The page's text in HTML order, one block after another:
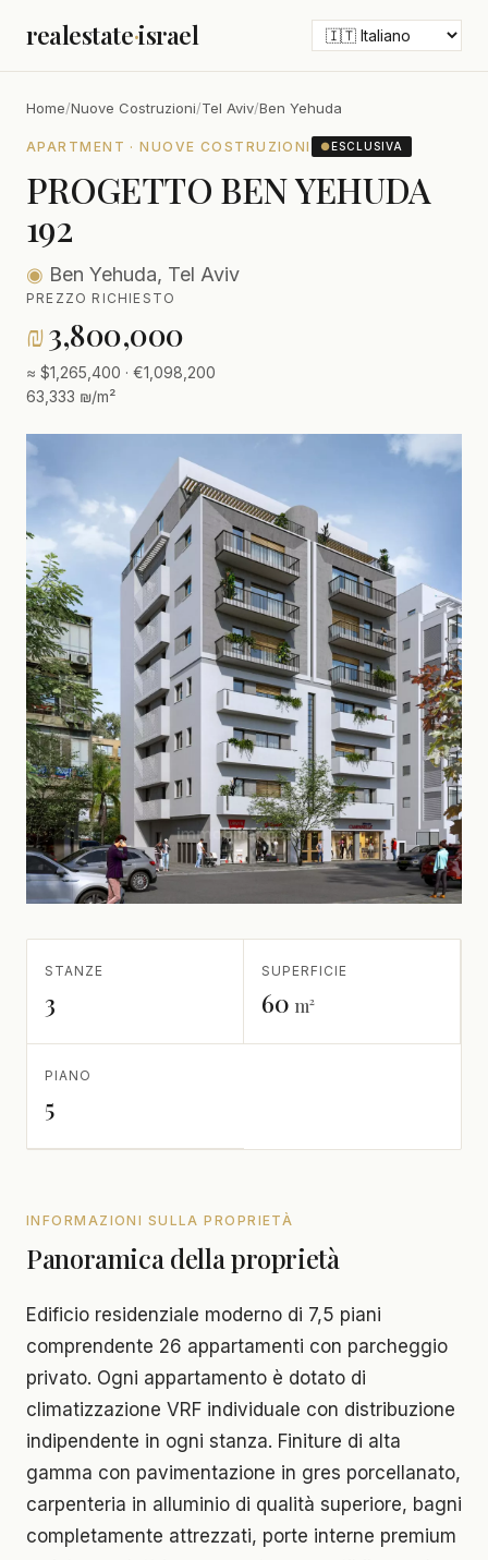
realestate·israel
Home/Nuove Costruzioni/Tel Aviv/Ben Yehuda
APARTMENT · NUOVE COSTRUZIONI ●ESCLUSIVA
PROGETTO BEN YEHUDA
192
◉ Ben Yehuda, Tel Aviv
PREZZO RICHIESTO
₪3,800,000
≈ $1,265,400 · €1,098,200
63,333 ₪/m²
STANZE
3
SUPERFICIE
60 m²
PIANO
5
INFORMAZIONI SULLA PROPRIETÀ
Panoramica della proprietà
Edificio residenziale moderno di 7,5 piani
comprendente 26 appartamenti con parcheggio
privato. Ogni appartamento è dotato di
climatizzazione VRF individuale con distribuzione
indipendente in ogni stanza. Finiture di alta
gamma con pavimentazione in gres porcellanato,
carpenteria in alluminio di qualità superiore, bagni
completamente attrezzati, porte interne premium